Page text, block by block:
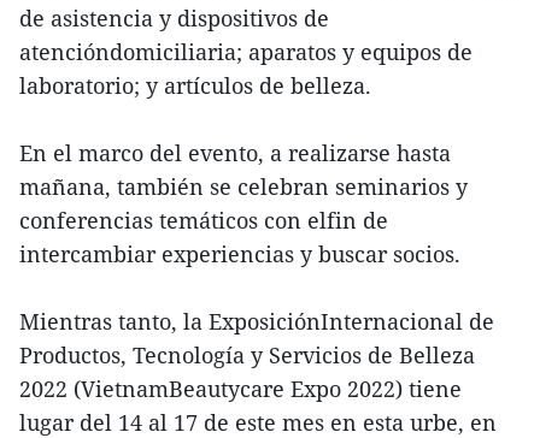
de asistencia y dispositivos de
atencióndomiciliaria; aparatos y equipos de
laboratorio; y artículos de belleza.
En el marco del evento, a realizarse hasta
mañana, también se celebran seminarios y
conferencias temáticos con elfin de
intercambiar experiencias y buscar socios.
Mientras tanto, la ExposiciónInternacional de
Productos, Tecnología y Servicios de Belleza
2022 (VietnamBeautycare Expo 2022) tiene
lugar del 14 al 17 de este mes en esta urbe, en